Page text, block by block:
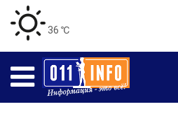
36 ℃